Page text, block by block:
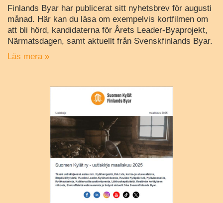
Finlands Byar har publicerat sitt nyhetsbrev för augusti
månad. Här kan du läsa om exempelvis kortfilmen om
att bli hörd, kandidaterna för Årets Leader-Byaprojekt,
Närmatsdagen, samt aktuellt från Svenskfinlands Byar.
Läs mera »